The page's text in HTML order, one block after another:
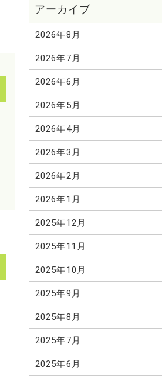
2026年8月
2026年7月
2026年6月
2026年5月
2026年4月
2026年3月
2026年2月
2026年1月
2025年12月
2025年11月
2025年10月
2025年9月
2025年8月
2025年7月
2025年6月